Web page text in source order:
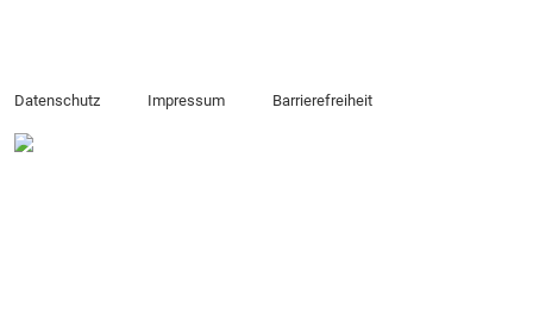
Datenschutz Impressum Barrierefreiheit